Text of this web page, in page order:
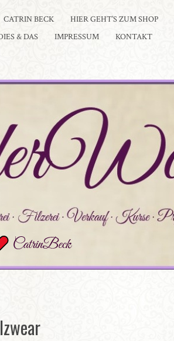
CATRIN BECK HIER GEHT’S ZUM SHOP
& DAS IMPRESSUM KONTAKT